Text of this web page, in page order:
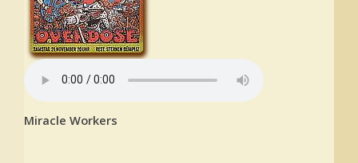
Miracle Workers